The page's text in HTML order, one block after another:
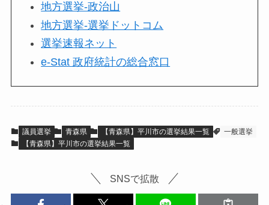
地方選挙-政治山
地方選挙-選挙ドットコム
選挙速報ネット
e-Stat 政府統計の総合窓口
議員選挙 青森県 【青森県】平川市の選挙結果一覧
一般選挙
【青森県】平川市の選挙結果一覧
SNSで拡散